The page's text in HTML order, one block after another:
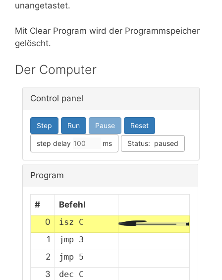
unangetastet.
Mit Clear Program wird der Programmspeicher
gelöscht.
Der Computer
Control panel
Step Run Pause Reset
step delay ms Status: paused
Program
#
Befehl
0
1
2
3